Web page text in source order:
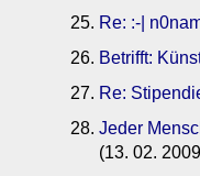
Re: :-|
Betrifft:
Re:
Jeder
(13. 02.